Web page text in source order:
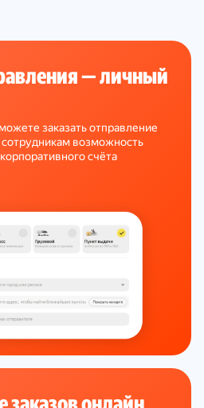
— личный
заказать отправление
возможность
счёта